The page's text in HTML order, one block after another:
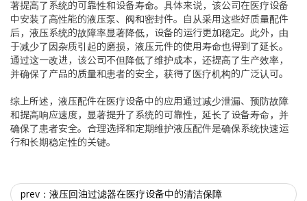
著提高了系统的可靠性和设备寿命。具体来说，该公司在医疗设备
中安装了高性能的液压泵、阀和密封件。自从采用这些好质量配件
后，液压系统的故障率显著降低，设备的运行更加稳定。此外，由
于减少了因杂质引起的磨损，液压元件的使用寿命也得到了延长。
通过这一改进，该公司不但降低了维护成本，还提高了生产效率，
并确保了产品的质量和患者的安全，获得了医疗机构的广泛认可。
综上所述，液压配件在医疗设备中的应用通过减少泄漏、预防故障
和提高响应速度，显著提升了系统的可靠性，延长了设备寿命，并
确保了患者安全。合理选择和定期维护液压配件是确保系统快速运
行和长期稳定性的关键。
prev：液压回油过滤器在医疗设备中的清洁保障